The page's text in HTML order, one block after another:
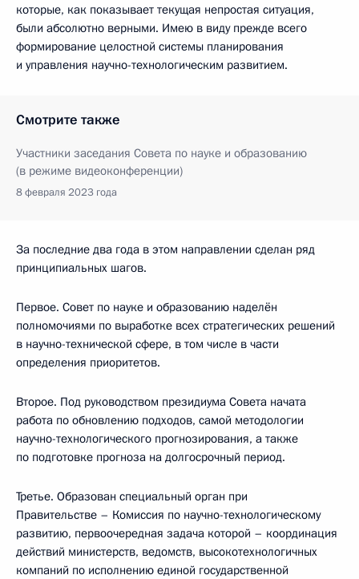
которые, как показывает текущая непростая ситуация,
были абсолютно верными. Имею в виду прежде всего
формирование целостной системы планирования
и управления научно-технологическим развитием.
Смотрите также
Участники заседания Совета по науке и образованию
(в режиме видеоконференции)
8 февраля 2023 года
За последние два года в этом направлении сделан ряд
принципиальных шагов.
Первое. Совет по науке и образованию наделён
полномочиями по выработке всех стратегических решений
в научно-технической сфере, в том числе в части
определения приоритетов.
Второе. Под руководством президиума Совета начата
работа по обновлению подходов, самой методологии
научно-технологического прогнозирования, а также
по подготовке прогноза на долгосрочный период.
Третье. Образован специальный орган при
Правительстве – Комиссия по научно-технологическому
развитию, первоочередная задача которой – координация
действий министерств, ведомств, высокотехнологичных
компаний по исполнению единой государственной